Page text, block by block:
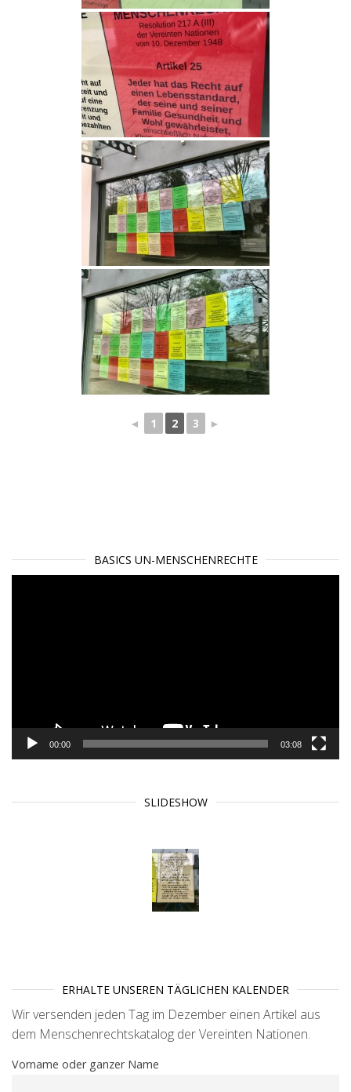
◄ 1 2 3 ►
BASICS UN-MENSCHENRECHTE
00:00 03:08
SLIDESHOW
ERHALTE UNSEREN TÄGLICHEN KALENDER
Wir versenden jeden Tag im Dezember einen Artikel aus
dem Menschenrechtskatalog der Vereinten Nationen.
Vorname oder ganzer Name